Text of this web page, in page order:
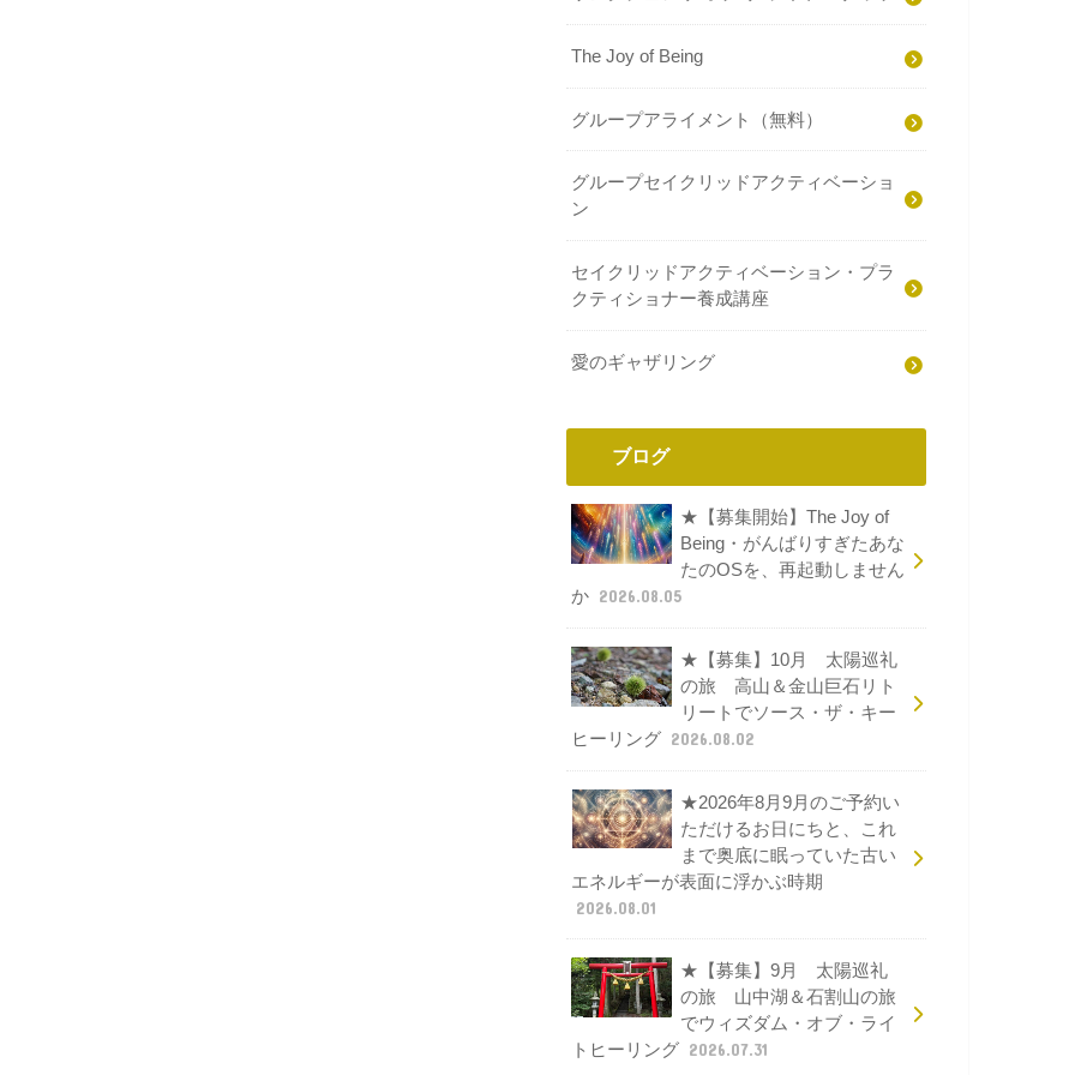
The Joy of Being
グループアライメント（無料）
グループセイクリッドアクティベーショ
ン
セイクリッドアクティベーション・プラ
クティショナー養成講座
愛のギャザリング
ブログ
★【募集開始】The Joy of
Being・がんばりすぎたあな
たのOSを、再起動しません
か 2026.08.05
★【募集】10月 太陽巡礼
の旅 高山＆金山巨石リト
リートでソース・ザ・キー
ヒーリング 2026.08.02
★2026年8月9月のご予約い
ただけるお日にちと、これ
まで奥底に眠っていた古い
エネルギーが表面に浮かぶ時期
2026.08.01
★【募集】9月 太陽巡礼
の旅 山中湖＆石割山の旅
でウィズダム・オブ・ライ
トヒーリング 2026.07.31